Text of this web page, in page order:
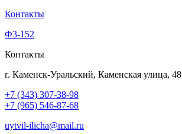
Контакты
Ф3-152
Контакты
г. Каменск-Уральский, Каменская улица, 48
+7 (343) 307-38-98
+7 (965) 546-87-68
uytvil-ilicha@mail.ru